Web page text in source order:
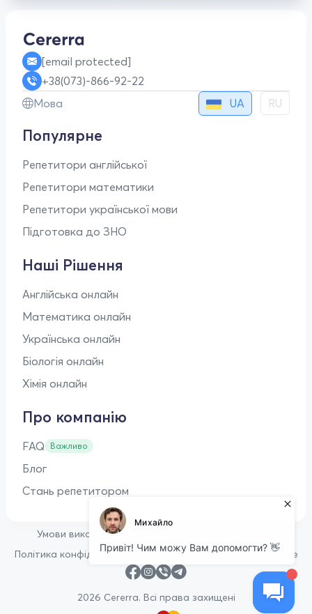
[email protected]
+38(073)-866-92-22
Мова
UA RU
Популярне
Репетитори англійської
Репетитори математики
Репетитори української мови
Підготовка до ЗНО
Наші Рішення
Англійська онлайн
Математика онлайн
Українська онлайн
Біологія онлайн
Хімія онлайн
Про компанію
FAQ Важливо
Блог
Стань репетитором
2026 Cererra. Всі права захищені
Умови використання
Політика конфіденційності • Політика щодо файлів cookie